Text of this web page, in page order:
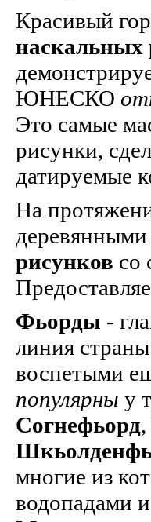
Красивый
наскальных
ЮНЕСКО
Это самые
рисунки,
датируемые
На
рисунков со
Фьорды -
линия
воспетыми
популярны у
Согнефьорд,
многие из
водопадами